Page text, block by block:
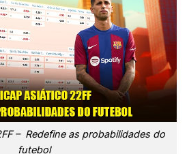
– Redefine as probabilidades do
futebol